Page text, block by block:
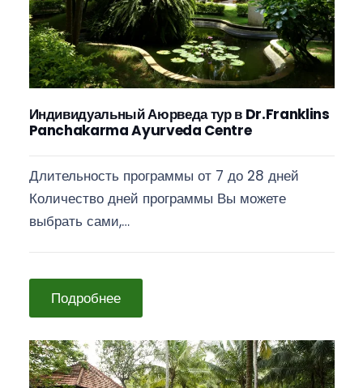
Индивидуальный Аюрведа тур в Dr.Franklins
Panchakarma Ayurveda Centre
Длительность программы от 7 до 28 дней
Количество дней программы Вы можете
выбрать сами,…
Подробнее